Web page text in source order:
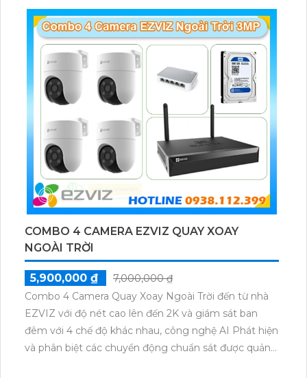
giúp lưu trũ dữ liệu lâu dài
COMBO 4 CAMERA EZVIZ QUAY XOAY
NGOÀI TRỜI
5,900,000 ₫
7,000,000 ₫
Combo 4 Camera Quay Xoay Ngoài Trời đến từ nhà
EZVIZ với độ nét cao lên đến 2K và giám sát ban
đêm với 4 chế độ khác nhau, công nghệ AI Phát hiện
và phân biệt các chuyển động chuẩn sát được quản